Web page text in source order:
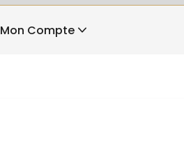
Mon Compte